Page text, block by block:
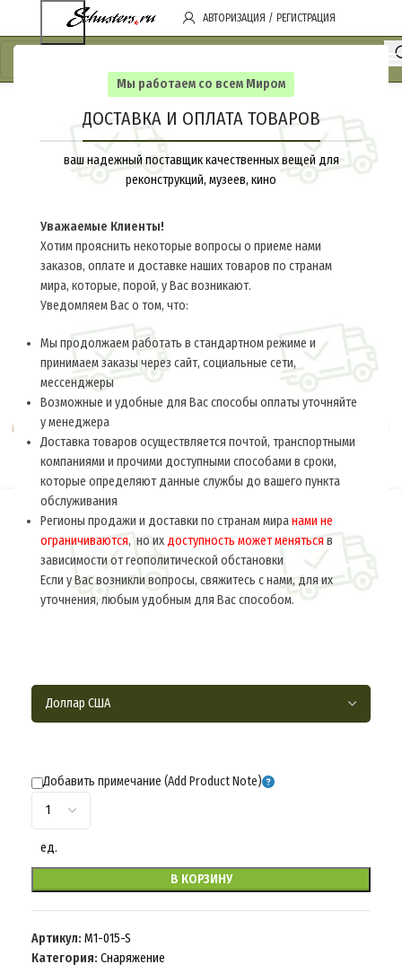
Мы работаем со всем Миром
ДОСТАВКА И ОПЛАТА ТОВАРОВ
ваш надежный поставщик качественных вещей для
реконструкций, музеев, кино
Уважаемые Клиенты!
Хотим прояснить некоторые вопросы о приеме нами
заказов, оплате и доставке наших товаров по странам
мира, которые, порой, у Вас возникают.
Уведомляем Вас о том, что:
Мы продолжаем работать в стандартном режиме и
принимаем заказы через сайт, социальные сети,
мессенджеры
Возможные и удобные для Вас способы оплаты уточняйте
у менеджера
Доставка товаров осуществляется почтой, транспортными
компаниями и прочими доступными способами в сроки,
которые определяют данные службы до вашего пункта
обслуживания
Регионы продажи и доставки по странам миранами не
ограничиваются, но их доступность может меняться в
зависимости от геополитической обстановки
Если у Вас возникли вопросы, свяжитесь с нами, для их
уточнения, любым удобным для Вас способом.
АВТОРИЗАЦИЯ / РЕГИСТРАЦИЯ
Главная Россия 1914-1917 Снаряжение
Сумка патронная к винтовке ‘Мосина’ обр.
1891 г. (кавалерийская) M1-015-S
Добавить примечание (Add Product Note)
ед.
В КОРЗИНУ
Артикул: M1-015-S
Категория: Снаряжение